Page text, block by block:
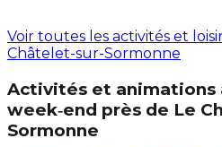
Voir toutes les activités et
Châtelet-sur-Sormonne
Activités et animations
week‑end près de Le
Sormonne